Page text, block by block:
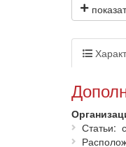
сферы
Статьи